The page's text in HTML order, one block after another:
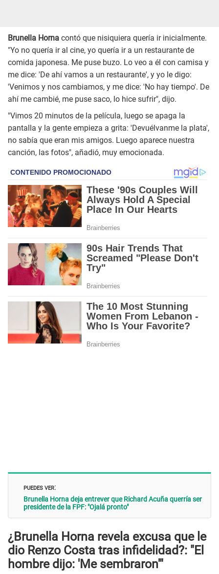
Brunella Horna contó que nisiquiera quería ir inicialmente.
"Yo no quería ir al cine, yo quería ir a un restaurante de
comida japonesa. Me puse buzo. Lo veo a él con camisa y
me dice: 'De ahí vamos a un restaurante', y yo le digo:
'Venimos y nos cambiamos, y me dice: 'No hay tiempo'. De
ahí me cambié, me puse saco, lo hice sufrir", dijo.
"Vimos 20 minutos de la película, luego se apaga la
pantalla y la gente empieza a grita: 'Devuélvanme la plata',
no sabía que eran mis amigos. Luego aparece nuestra
canción, las fotos", añadió, muy emocionada.
PUEDES VER:
Brunella Horna deja entrever que Richard Acuña querría ser
presidente de la FPF: "Ojalá pronto"
¿Brunella Horna revela excusa que le
dio Renzo Costa tras infidelidad?: "El
hombre dijo: 'Me sembraron'"